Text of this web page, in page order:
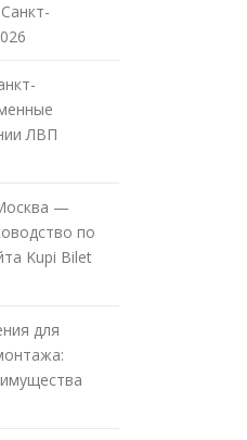
ЛВП
—
по
Kupi Bilet
для